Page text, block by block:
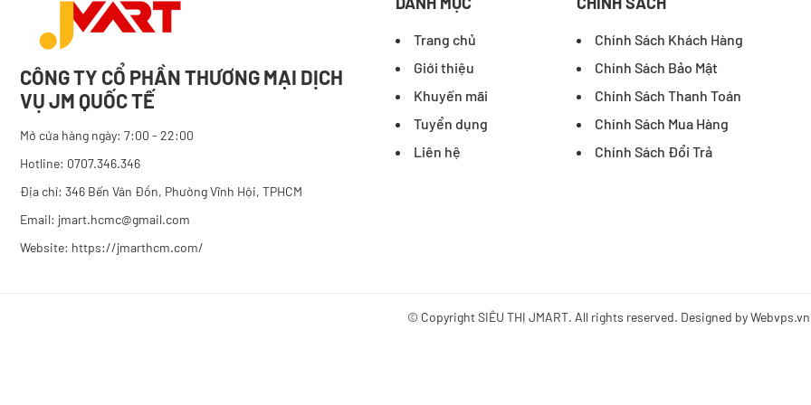
CÔNG TY CỔ PHẦN THƯƠNG MẠI DỊCH
VỤ JM QUỐC TẾ
Mở cửa hàng ngày: 7:00 - 22:00
Hotline: 0707.346.346
Địa chỉ: 346 Bến Vân Đồn, Phường Vĩnh Hội, TPHCM
Email: jmart.hcmc@gmail.com
Website: https://jmarthcm.com/
Trang chủ
Giới thiệu
Khuyến mãi
Tuyển dụng
Liên hệ
Chính Sách Khách Hàng
Chính Sách Bảo Mật
Chính Sách Thanh Toán
Chính Sách Mua Hàng
Chính Sách Đổi Trả
© CopyrightSIÊU THỊ JMART. All rights reserved. Designed byWebvps.vn